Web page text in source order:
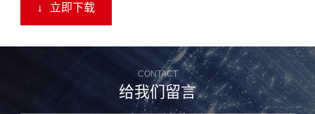
↓ 立即下载
CONTACT
给我们留言